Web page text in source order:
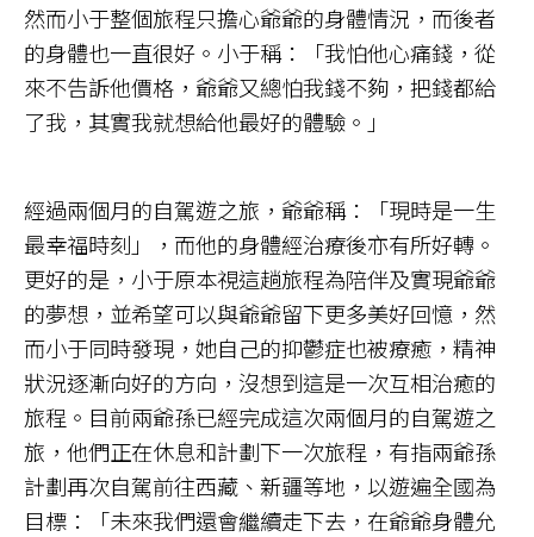
然而小于整個旅程只擔心爺爺的身體情況，而後者
的身體也一直很好。小于稱：「我怕他心痛錢，從
來不告訴他價格，爺爺又總怕我錢不夠，把錢都給
了我，其實我就想給他最好的體驗。」
經過兩個月的自駕遊之旅，爺爺稱：「現時是一生
最幸福時刻」，而他的身體經治療後亦有所好轉。
更好的是，小于原本視這趟旅程為陪伴及實現爺爺
的夢想，並希望可以與爺爺留下更多美好回憶，然
而小于同時發現，她自己的抑鬱症也被療癒，精神
狀況逐漸向好的方向，沒想到這是一次互相治癒的
旅程。目前兩爺孫已經完成這次兩個月的自駕遊之
旅，他們正在休息和計劃下一次旅程，有指兩爺孫
計劃再次自駕前往西藏、新疆等地，以遊遍全國為
目標：「未來我們還會繼續走下去，在爺爺身體允